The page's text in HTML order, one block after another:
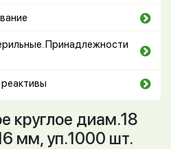
Принадлежности
круглое диам.18
мм, уп.1000 шт.